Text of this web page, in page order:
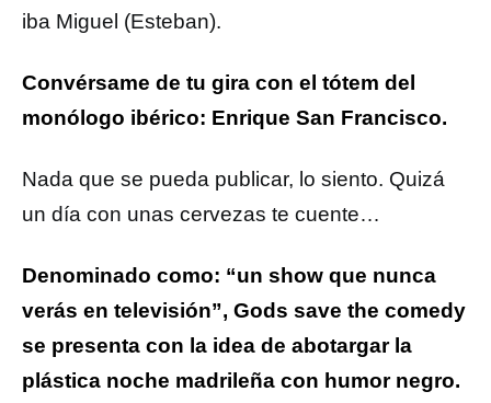
iba Miguel (Esteban).
Convérsame de tu gira con el tótem del
monólogo ibérico: Enrique San Francisco.
Nada que se pueda publicar, lo siento. Quizá
un día con unas cervezas te cuente…
Denominado como: “un show que nunca
verás en televisión”, Gods save the comedy
se presenta con la idea de abotargar la
plástica noche madrileña con humor negro.